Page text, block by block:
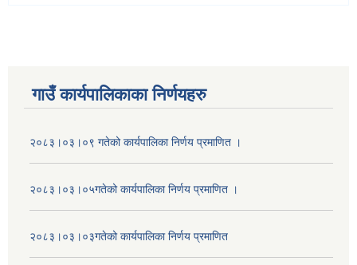
गाउँ कार्यपालिकाका निर्णयहरु
२०८३।०३।०९ गतेको कार्यपालिका निर्णय प्रमाणित ।
२०८३।०३।०५गतेको कार्यपालिका निर्णय प्रमाणित ।
२०८३।०३।०३गतेको कार्यपालिका निर्णय प्रमाणित